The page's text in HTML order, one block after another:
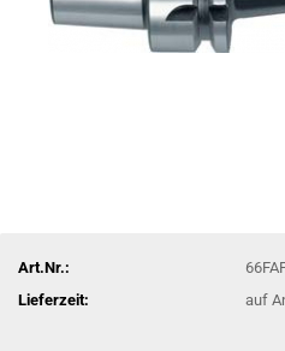
Art.Nr.:
Lieferzeit:
auf